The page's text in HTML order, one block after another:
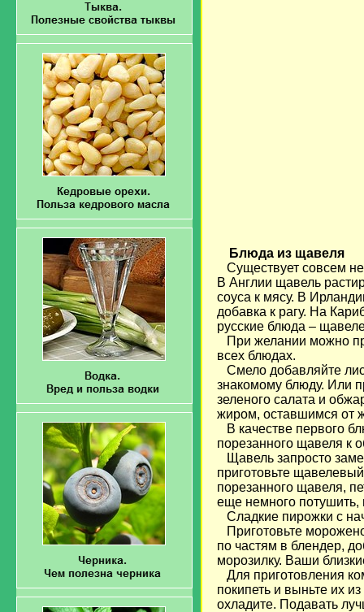
Блюда из щавеля
Существует совсем
В Англии щавель
соуса к мясу. В
добавка к рагу. На
русские блюда –
При желании можно
всех блюдах.
Смело добавляйте
знакомому блюду. Или
зеленого салата и
жиром, оставшимся от
В качестве первого
порезанного щавеля к
Щавель запросто
приготовьте
порезанного щавеля,
еще немного потушить,
Сладкие пирожки с
Приготовьте
по частям в блендер,
морозилку. Ваши
Для приготовления
покипеть и выньте их
охладите. Подавать